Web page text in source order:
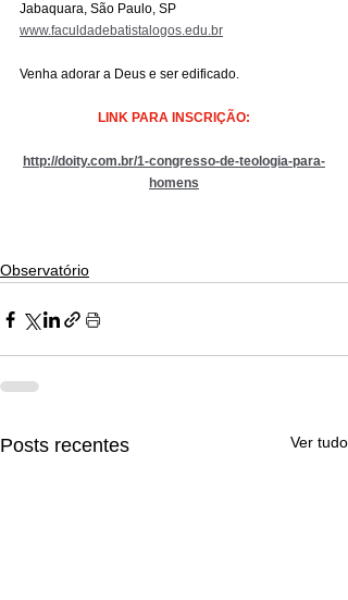
Jabaquara, São Paulo, SP
www.faculdadebatistalogos.edu.br
Venha adorar a Deus e ser edificado.
LINK PARA INSCRIÇÃO:
http://doity.com.br/1-congresso-de-teologia-para-
homens
Observatório
Posts recentes Ver tudo